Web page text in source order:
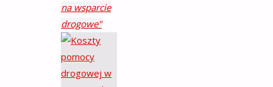
na wsparcie
drogowe"